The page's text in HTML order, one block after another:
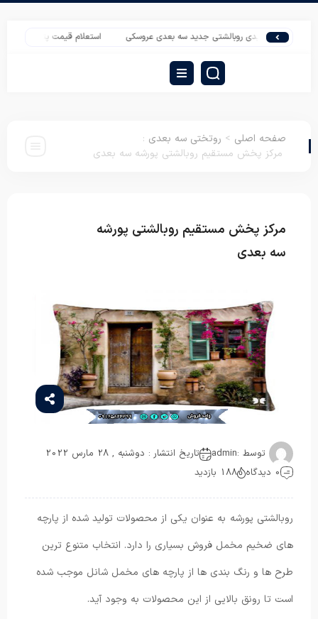
تولیدی روبالشتی جدید سه بعدی عروسکی استعلام قیمت پتو ژله ای برجسته
صفحه اصلی > روتختی سه بعدی :
مرکز پخش مستقیم روبالشتی پورشه سه بعدی
مرکز پخش مستقیم روبالشتی پورشه
سه بعدی
توسط :admin
تاریخ انتشار : دوشنبه , 28 مارس 2022
0 دیدگاه
188 بازدید
روبالشتی پورشه به عنوان یکی از محصولات تولید شده از پارچه
های ضخیم مخمل فروش بسیاری را دارد. انتخاب متنوع ترین
طرح ها و رنگ بندی ها از پارچه های مخمل شانل موجب شده
است تا رونق بالایی از این محصولات به وجود آید.